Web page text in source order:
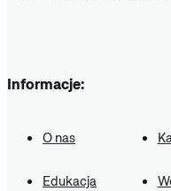
Informacje:
O nas
Edukacja